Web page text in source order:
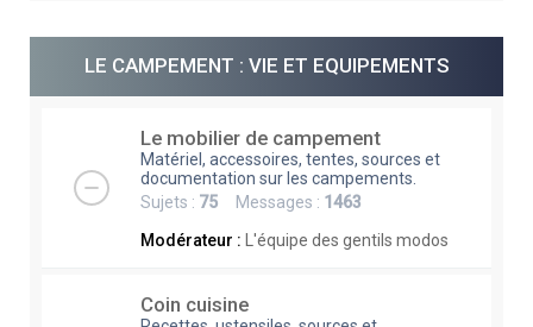
LE CAMPEMENT : VIE ET EQUIPEMENTS
Le mobilier de campement
Matériel, accessoires, tentes, sources et
documentation sur les campements.
Sujets : 75 Messages : 1463
Modérateur :
L'équipe des gentils modos
Coin cuisine